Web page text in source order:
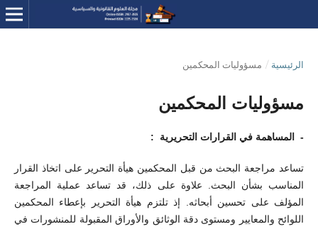
الرئيسية / مسؤوليات المحكمين
مسؤوليات المحكمين
- المساهمة في القرارات التحريرية :
تساعد مراجعة البحث من قبل المحكمين هيأة التحرير على اتخاذ القرار
المناسب بشأن البحث. علاوة على ذلك، قد تساعد عملية المراجعة
المؤلف على تحسين أبحاثه. إذ تلتزم هيأة التحرير بإعطاء المحكمين
اللوائح والمعايير ومستوى دقة الوثائق والأوراق المقبولة للمنشورات في